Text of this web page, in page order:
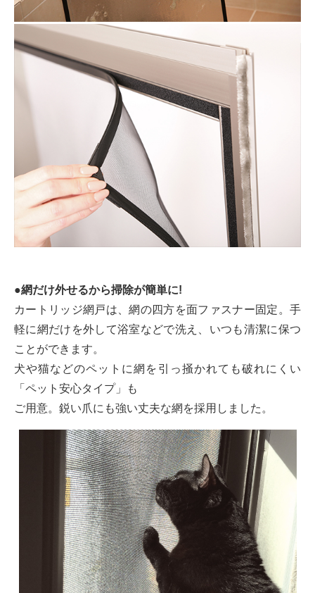
●網だけ外せるから掃除が簡単に!
カートリッジ網戸は、網の四方を面ファスナー固定。手
軽に網だけを外して浴室などで洗え、いつも清潔に保つ
ことができます。
犬や猫などのペットに網を引っ掻かれても破れにくい
「ペット安心タイプ」も
ご用意。鋭い爪にも強い丈夫な網を採用しました。